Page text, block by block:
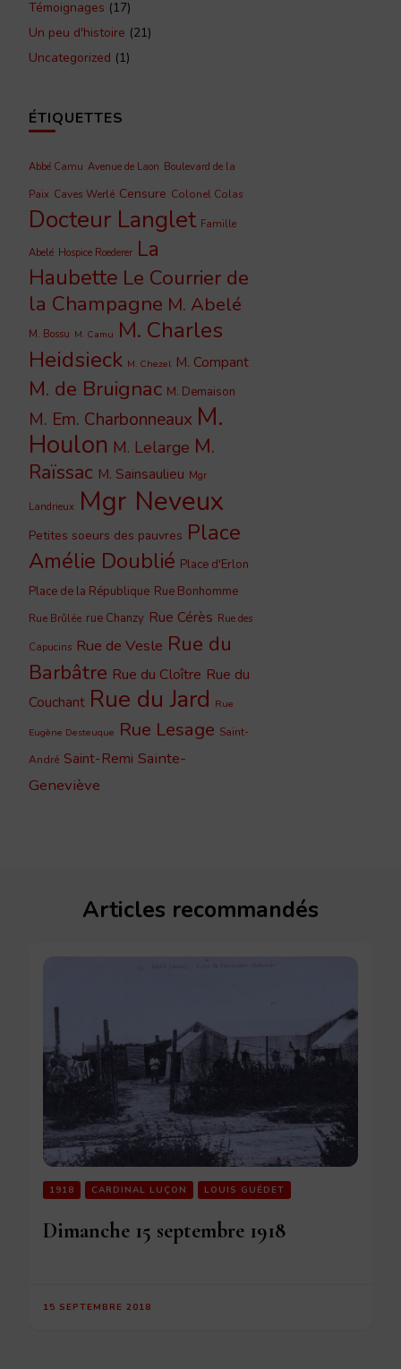
Témoignages (17)
Un peu d'histoire (21)
Uncategorized (1)
ÉTIQUETTES
Abbé Camu Avenue de Laon Boulevard de la
Paix Caves Werlé Censure Colonel Colas
Docteur Langlet Famille
Abelé Hospice Roederer La
Haubette Le Courrier de
la Champagne M. Abelé
M. Bossu M. Camu M. Charles
Heidsieck M. Chezel M. Compant
M. de Bruignac M. Demaison
M. Em. Charbonneaux M.
Houlon M. Lelarge M.
Raïssac M. Sainsaulieu Mgr
Landrieux Mgr Neveux
Petites soeurs des pauvres Place
Amélie Doublié Place d'Erlon
Place de la République Rue Bonhomme
Rue Brûlée rue Chanzy Rue Cérès Rue des
Capucins Rue de Vesle Rue du
Barbâtre Rue du Cloître Rue du
Couchant Rue du Jard Rue
Eugène Desteuque Rue Lesage Saint-
André Saint-Remi Sainte-
Geneviève
Articles recommandés
1918 CARDINAL LUÇON LOUIS GUÉDET
Dimanche 15 septembre 1918
15 SEPTEMBRE 2018